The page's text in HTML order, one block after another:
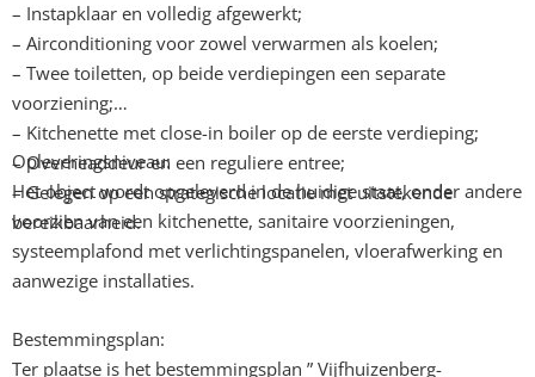
– Instapklaar en volledig afgewerkt;
– Airconditioning voor zowel verwarmen als koelen;
– Twee toiletten, op beide verdiepingen een separate
voorziening;
– Kitchenette met close-in boiler op de eerste verdieping;
– Overheaddeur en een reguliere entree;
– Gelegen op een strategische locatie met uitstekende
bereikbaarheid.
Opleveringsniveau:
Het object wordt opgeleverd in de huidige staat, onder andere
voorzien van een kitchenette, sanitaire voorzieningen,
systeemplafond met verlichtingspanelen, vloerafwerking en
aanwezige installaties.
Bestemmingsplan:
Ter plaatse is het bestemmingsplan ” Vijfhuizenberg-